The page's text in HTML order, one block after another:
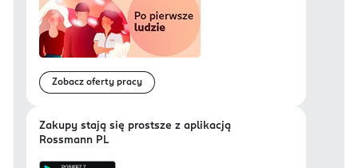
Zobacz oferty pracy
Zakupy stają się prostsze z aplikacją
Rossmann PL